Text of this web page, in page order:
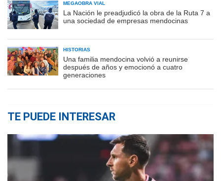
MEGAOBRA VIAL
La Nación le preadjudicó la obra de la Ruta 7 a
una sociedad de empresas mendocinas
HISTORIAS
Una familia mendocina volvió a reunirse
después de años y emocionó a cuatro
generaciones
TE PUEDE INTERESAR